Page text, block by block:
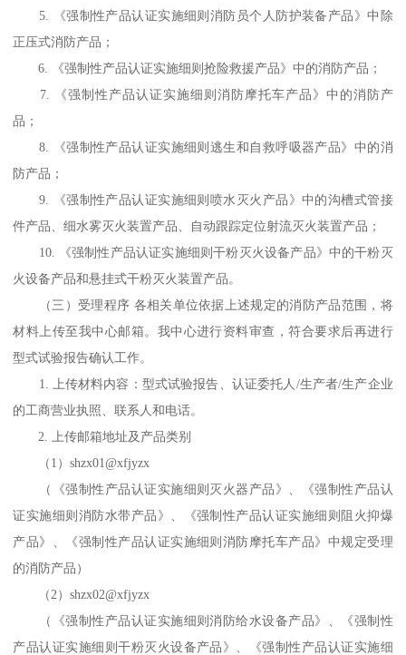
5. 《强制性产品认证实施细则消防员个人防护装备产品》中除
正压式消防产品；
6. 《强制性产品认证实施细则抢险救援产品》中的消防产品；
7. 《强制性产品认证实施细则消防摩托车产品》中的消防产
品；
8. 《强制性产品认证实施细则逃生和自救呼吸器产品》中的消
防产品；
9. 《强制性产品认证实施细则喷水灭火产品》中的沟槽式管接
件产品、细水雾灭火装置产品、自动跟踪定位射流灭火装置产品；
10. 《强制性产品认证实施细则干粉灭火设备产品》中的干粉灭
火设备产品和悬挂式干粉灭火装置产品。
（三）受理程序 各相关单位依据上述规定的消防产品范围，将
材料上传至我中心邮箱。我中心进行资料审查，符合要求后再进行
型式试验报告确认工作。
1. 上传材料内容：型式试验报告、认证委托人/生产者/生产企业
的工商营业执照、联系人和电话。
2. 上传邮箱地址及产品类别
（1）shzx01@xfjyzx
（《强制性产品认证实施细则灭火器产品》、《强制性产品认
证实施细则消防水带产品》、《强制性产品认证实施细则阻火抑爆
产品》、《强制性产品认证实施细则消防摩托车产品》中规定受理
的消防产品）
（2）shzx02@xfjyzx
（《强制性产品认证实施细则消防给水设备产品》、《强制性
产品认证实施细则干粉灭火设备产品》、《强制性产品认证实施细